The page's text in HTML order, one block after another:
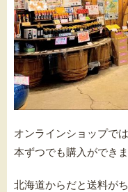
オンラインショップで
本ずつでも購入ができま
北海道からだと送料が